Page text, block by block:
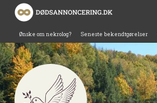
Ønske om nekrolog? Seneste bekendtgørelser